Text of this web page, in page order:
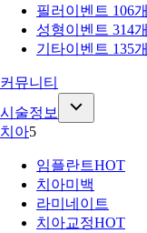
필러 이벤트 106개
성형이벤트 314개
기타이벤트 135개
커뮤니티
시술정보
치아5
임플란트HOT
치아미백
라미네이트
치아교정HOT